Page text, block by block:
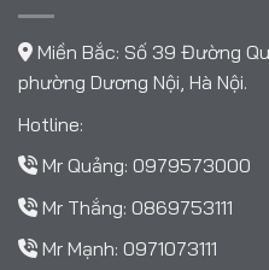
Miền Bắc: Số 39 Đường
phường Dương Nội, Hà Nội.
Hotline:
Mr Quảng: 0979573000
Mr Thắng: 0869753111
Mr Mạnh: 0971073111